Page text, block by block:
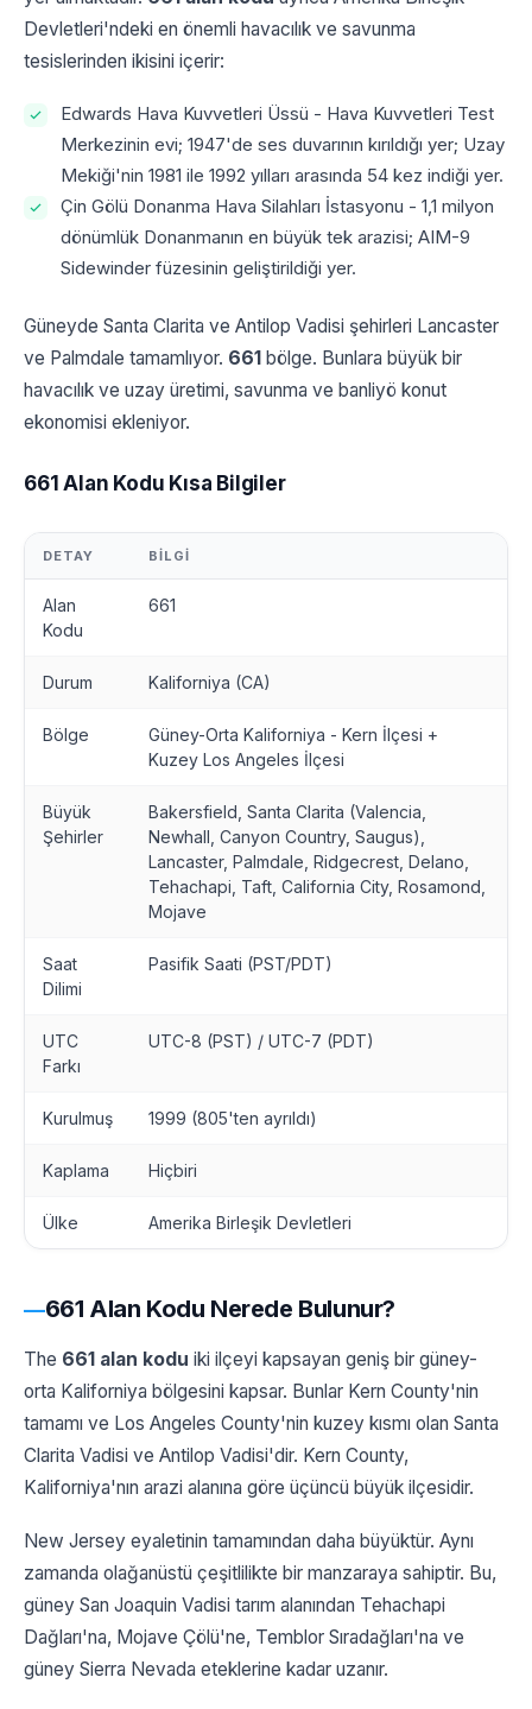
Devletleri'ndeki en önemli havacılık ve savunma
tesislerinden ikisini içerir:
Edwards Hava Kuvvetleri Üssü - Hava Kuvvetleri Test
Merkezinin evi; 1947'de ses duvarının kırıldığı yer; Uzay
Mekiği'nin 1981 ile 1992 yılları arasında 54 kez indiği yer.
Çin Gölü Donanma Hava Silahları İstasyonu - 1,1 milyon
dönümlük Donanmanın en büyük tek arazisi; AIM-9
Sidewinder füzesinin geliştirildiği yer.
Güneyde Santa Clarita ve Antilop Vadisi şehirleri Lancaster
ve Palmdale tamamlıyor. 661 bölge. Bunlara büyük bir
havacılık ve uzay üretimi, savunma ve banliyö konut
ekonomisi ekleniyor.
661 Alan Kodu Kısa Bilgiler
DETAY BILGI
Alan
Kodu
661
Durum Kaliforniya (CA)
Bölge
Güney-Orta Kaliforniya - Kern İlçesi +
Kuzey Los Angeles İlçesi
Büyük
Şehirler
Bakersfield, Santa Clarita (Valencia,
Newhall, Canyon Country, Saugus),
Lancaster, Palmdale, Ridgecrest, Delano,
Tehachapi, Taft, California City, Rosamond,
Mojave
Saat
Dilimi
Pasifik Saati (PST/PDT)
UTC
Farkı
UTC-8 (PST) / UTC-7 (PDT)
Kurulmuş 1999 (805'ten ayrıldı)
Kaplama Hiçbiri
Ülke Amerika Birleşik Devletleri
661 Alan Kodu Nerede Bulunur?
The 661 alan kodu iki ilçeyi kapsayan geniş bir güney-
orta Kaliforniya bölgesini kapsar. Bunlar Kern County'nin
tamamı ve Los Angeles County'nin kuzey kısmı olan Santa
Clarita Vadisi ve Antilop Vadisi'dir. Kern County,
Kaliforniya'nın arazi alanına göre üçüncü büyük ilçesidir.
New Jersey eyaletinin tamamından daha büyüktür. Aynı
zamanda olağanüstü çeşitlilikte bir manzaraya sahiptir. Bu,
güney San Joaquin Vadisi tarım alanından Tehachapi
Dağları'na, Mojave Çölü'ne, Temblor Sıradağları'na ve
güney Sierra Nevada eteklerine kadar uzanır.